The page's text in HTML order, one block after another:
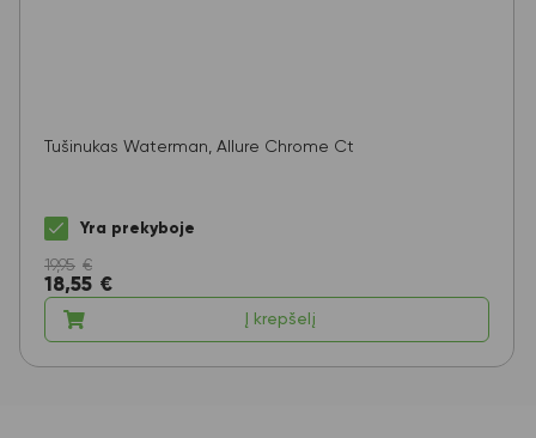
Tušinukas Waterman, Allure Chrome Ct
Yra prekyboje
19,95 €
18,55 €
Į krepšelį